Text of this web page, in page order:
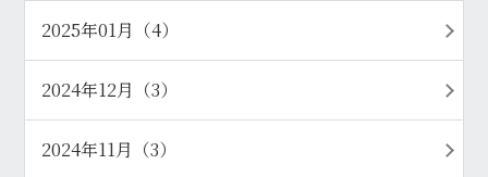
2025年01月（4）
2024年12月（3）
2024年11月（3）